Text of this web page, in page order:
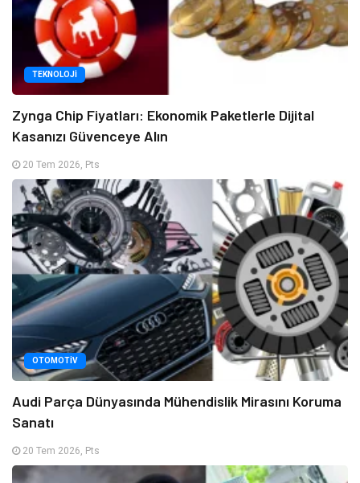
TEKNOLOJI
Zynga Chip Fiyatları: Ekonomik Paketlerle Dijital
Kasanızı Güvenceye Alın
20 Tem 2026, Pts
OTOMOTIV
Audi Parça Dünyasında Mühendislik Mirasını Koruma
Sanatı
20 Tem 2026, Pts